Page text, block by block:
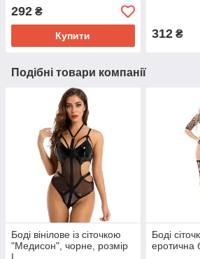
292 ₴
Купити 312₴
Подібні товари компанії
Боді вінілове із сіточкою
"Медисон", чорне, розмір
L
Боді
еротична